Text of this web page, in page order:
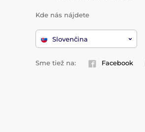
Kde nás nájdete
Slovenčina
Sme tiež na: Facebook